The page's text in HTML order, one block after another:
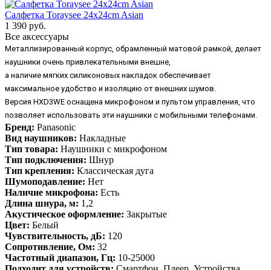
Салфетка Toraysee 24x24cm Asian
1 390 руб.
Все аксессуары
Металлизированный корпус, обрамленный матовой рамкой, делает
наушники очень привлекательными внешне,
а наличие мягких силиконовых накладок обеспечивает
максимальное удобство и изоляцию от внешних шумов.
Версия HXD3WE оснащена микрофоном и пультом управления, что
позволяет использовать эти наушники с мобильными телефонами.
Бренд: Panasonic
Вид наушников: Накладные
Тип товара: Наушники с микрофоном
Тип подключения: Шнур
Тип крепления: Классическая дуга
Шумоподавление: Нет
Наличие микрофона: Есть
Длина шнура, м: 1,2
Акустическое оформление: Закрытые
Цвет: Белый
Чувствительность, дБ: 120
Сопротивление, Ом: 32
Частотный диапазон, Гц: 10-25000